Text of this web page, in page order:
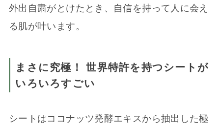
外出自粛がとけたとき、自信を持って人に会え
る肌が叶います。
まさに究極！ 世界特許を持つシートが
いろいろすごい
シートはココナッツ発酵エキスから抽出した極